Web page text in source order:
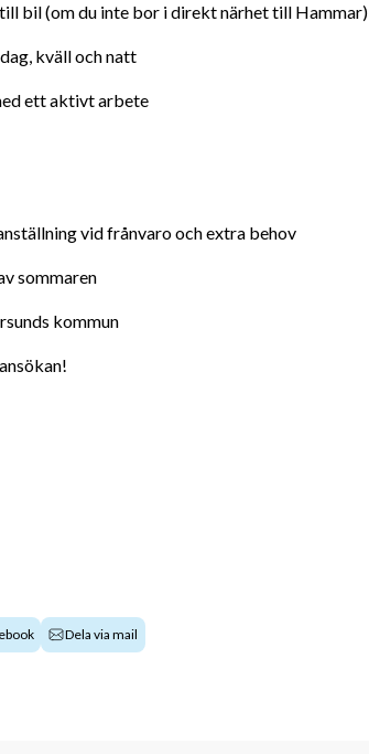
bil (om du inte bor i direkt närhet till Hammar)
kväll och natt
ett aktivt arbete
vid frånvaro och extra behov
sommaren
kommun
Dela via mail